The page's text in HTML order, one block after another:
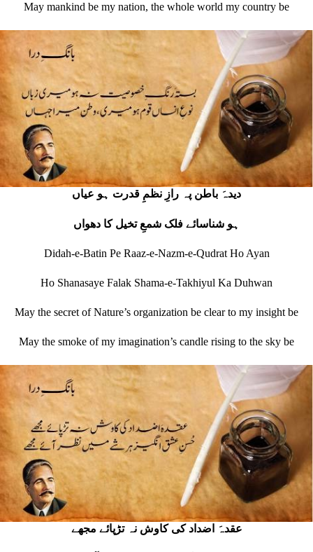
May mankind be my nation, the whole world my country be
دیدہَ باطن پہ رازِ نظمِ قدرت ہو عیاں
ہو شناسائے فلک شمعِ تخیل کا دھواں
Didah-e-Batin Pe Raaz-e-Nazm-e-Qudrat Ho Ayan
Ho Shanasaye Falak Shama-e-Takhiyul Ka Duhwan
May the secret of Nature’s organization be clear to my insight be
May the smoke of my imagination’s candle rising to the sky be
عقدہَ اضداد کی کاوش نہ تڑپائے مجھے